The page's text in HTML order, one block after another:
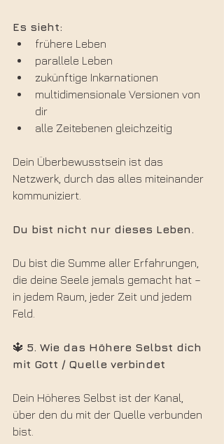
Es sieht:
frühere Leben
parallele Leben
zukünftige Inkarnationen
multidimensionale Versionen von
dir
alle Zeitebenen gleichzeitig
Dein Überbewusstsein ist das
Netzwerk, durch das alles miteinander
kommuniziert.
Du bist nicht nur dieses Leben.
Du bist die Summe aller Erfahrungen,
die deine Seele jemals gemacht hat –
in jedem Raum, jeder Zeit und jedem
Feld.
🔱 5. Wie das Höhere Selbst dich
mit Gott / Quelle verbindet
Dein Höheres Selbst ist der Kanal,
über den du mit der Quelle verbunden
bist.